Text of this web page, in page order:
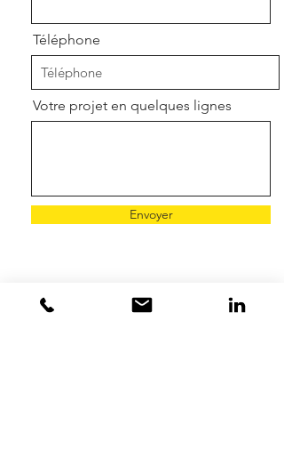
Téléphone
Votre projet en quelques lignes
Envoyer